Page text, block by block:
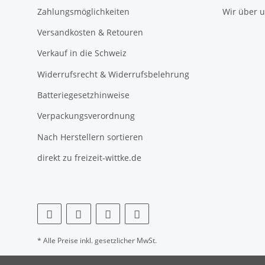
Zahlungsmöglichkeiten
Versandkosten & Retouren
Verkauf in die Schweiz
Widerrufsrecht & Widerrufsbelehrung
Batteriegesetzhinweise
Verpackungsverordnung
Nach Herstellern sortieren
direkt zu freizeit-wittke.de
Wir über
* Alle Preise inkl. gesetzlicher MwSt.